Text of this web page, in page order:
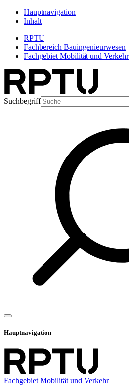
Hauptnavigation
Inhalt
RPTU
Fachbereich Bauingenieurwesen
Fachgebiet Mobilität und Verkehr
Suchbegriff
Hauptnavigation
Fachgebiet Mobilität und Verkehr